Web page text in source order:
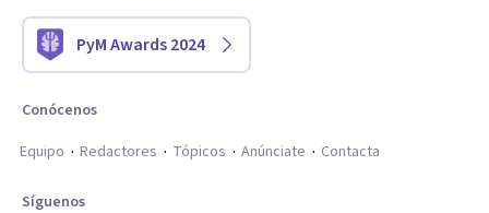
PyM Awards 2024
Conócenos
Equipo
Redactores Tópicos Anúnciate Contacta
Síguenos